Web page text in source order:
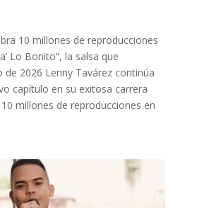
10 millones de reproducciones
Lo Bonito”, la salsa que
de 2026 Lenny Tavárez continúa
capítulo en su exitosa carrera
millones de reproducciones en